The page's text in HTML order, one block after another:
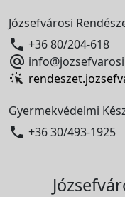
Józsefvárosi
 +36 80/204-618

Gyermekvédelmi
 +36 30/493-1925